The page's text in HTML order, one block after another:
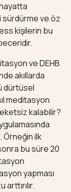
sürdürme ve öz
kişilerin bu
ve DEHB
akıllarda
dürtüsel
meditasyon
kalabilir?
Örneğin ilk
bu süre 20
yapması